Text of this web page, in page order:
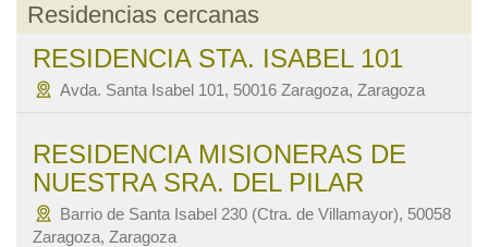
Residencias cercanas
RESIDENCIA STA. ISABEL 101
Avda. Santa Isabel 101, 50016 Zaragoza, Zaragoza
RESIDENCIA MISIONERAS DE
NUESTRA SRA. DEL PILAR
Barrio de Santa Isabel 230 (Ctra. de Villamayor), 50058
Zaragoza, Zaragoza